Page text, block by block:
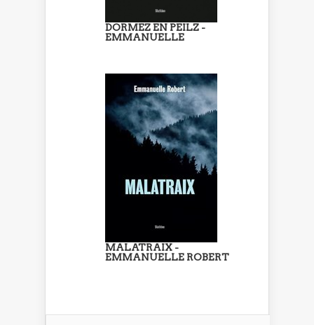
DORMEZ EN PEILZ -
EMMANUELLE
MALATRAIX -
EMMANUELLE ROBERT